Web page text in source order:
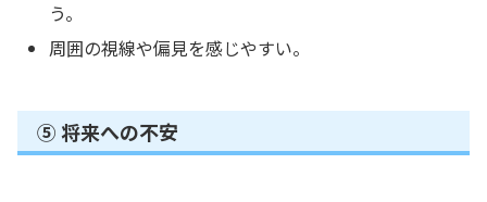
う。
周囲の視線や偏見を感じやすい。
⑤ 将来への不安